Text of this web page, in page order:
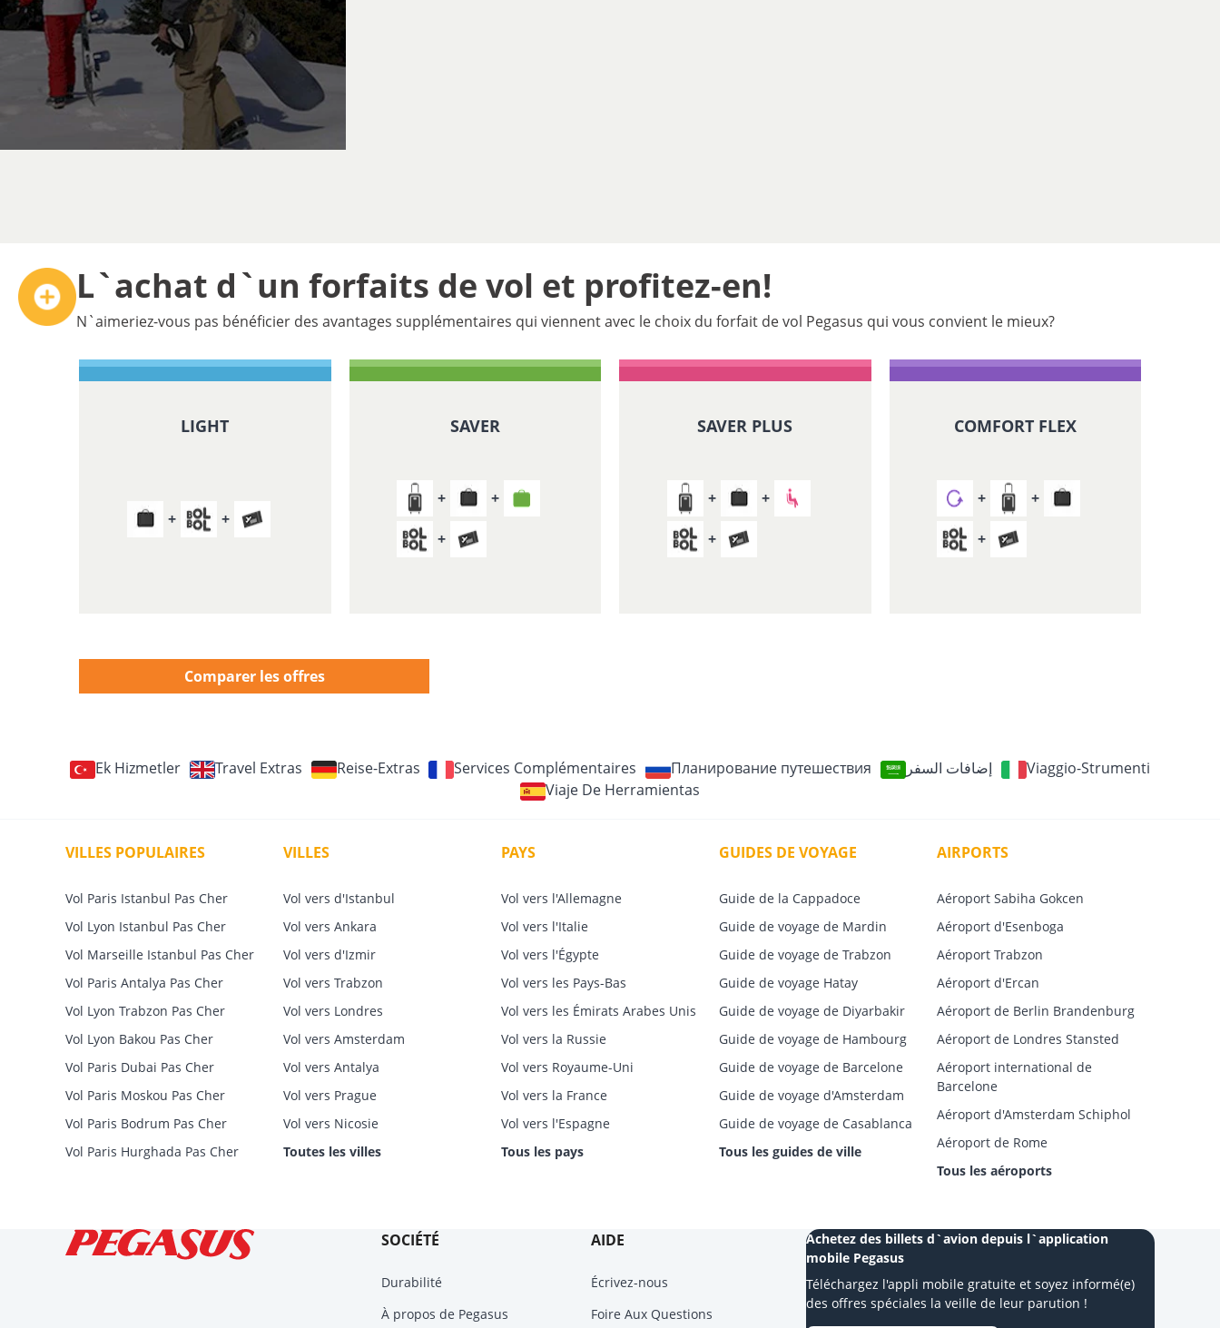
ASSURANCE VOYAGE
DÉTAILS
ÉQUIPEMENTS SPORTIFS ET AUTRES
SPORTS ET À D'AUTRES ÉQUIPEMENTS
DÉTAILS
L`achat d`un forfaits de vol et profitez-en!
N`aimeriez-vous pas bénéficier des avantages supplémentaires qui viennent avec le choix du forfait de vol Pegasus qui vous convient le mieux?
LIGHT SAVER SAVER PLUS COMFORT FLEX
Comparer les offres
Ek Hizmetler Travel Extras Reise-Extras Services Complémentaires Планирование путешествия إضافات السفر
Viaggio-Strumenti
Viaje De Herramientas
VILLES POPULAIRES
Vol Paris Istanbul Pas Cher
Vol Lyon Istanbul Pas Cher
Vol Marseille Istanbul Pas Cher
Vol Paris Antalya Pas Cher
Vol Lyon Trabzon Pas Cher
Vol Lyon Bakou Pas Cher
Vol Paris Dubai Pas Cher
Vol Paris Moskou Pas Cher
Vol Paris Bodrum Pas Cher
Vol Paris Hurghada Pas Cher
VILLES
Vol vers d'Istanbul
Vol vers Ankara
Vol vers d'Izmir
Vol vers Trabzon
Vol vers Londres
Vol vers Amsterdam
Vol vers Antalya
Vol vers Prague
Vol vers Nicosie
Toutes les villes
PAYS
Vol vers l'Allemagne
Vol vers l'Italie
Vol vers l'Égypte
Vol vers les Pays-Bas
Vol vers les Émirats Arabes Unis
Vol vers la Russie
Vol vers Royaume-Uni
Vol vers la France
Vol vers l'Espagne
Tous les pays
GUIDES DE VOYAGE
Guide de la Cappadoce
Guide de voyage de Mardin
Guide de voyage de Trabzon
Guide de voyage Hatay
Guide de voyage de Diyarbakir
Guide de voyage de Hambourg
Guide de voyage de Barcelone
Guide de voyage d'Amsterdam
Guide de voyage de Casablanca
Tous les guides de ville
AIRPORTS
Aéroport Sabiha Gokcen
Aéroport d'Esenboga
Aéroport Trabzon
Aéroport d'Ercan
Aéroport de Berlin Brandenburg
Aéroport de Londres Stansted
Aéroport international de
Barcelone
Aéroport d'Amsterdam Schiphol
Aéroport de Rome
Tous les aéroports
SOCIÉTÉ
Durabilité
À propos de Pegasus
AIDE
Écrivez-nous
Foire Aux Questions
Achetez des billets d`avion depuis l`application
mobile Pegasus
Téléchargez l'appli mobile gratuite et soyez informé(e)
des offres spéciales la veille de leur parution !